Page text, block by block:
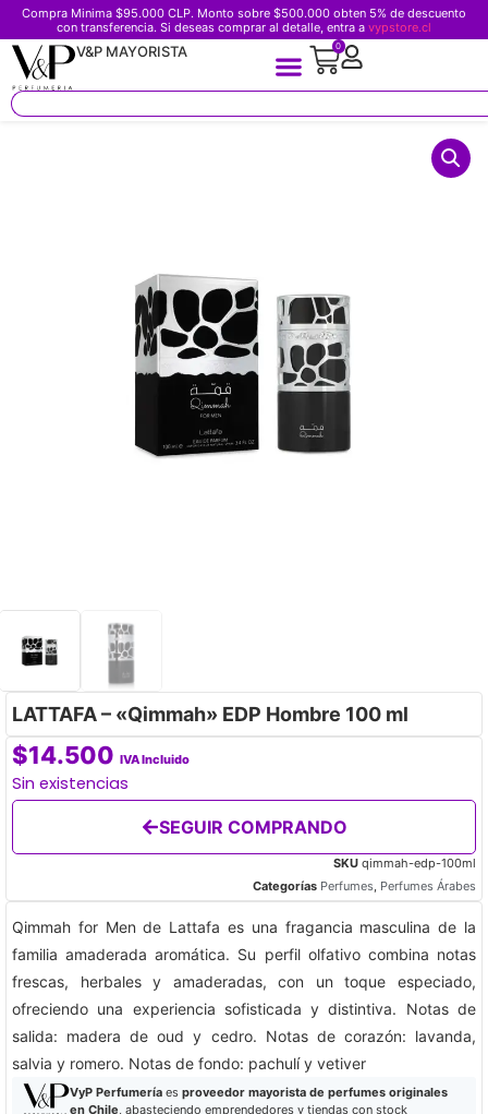
Compra Minima $95.000 CLP. Monto sobre $500.000 obten 5% de descuento
con transferencia. Si deseas comprar al detalle, entra a vypstore.cl
V&P MAYORISTA 0
LATTAFA – «Qimmah» EDP Hombre 100 ml
$14.500 IVA Incluido
Sin existencias
SEGUIR COMPRANDO
SKU qimmah-edp-100ml
Categorías Perfumes, Perfumes Árabes
Qimmah for Men de Lattafa es una fragancia masculina de la
familia amaderada aromática. Su perfil olfativo combina notas
frescas, herbales y amaderadas, con un toque especiado,
ofreciendo una experiencia sofisticada y distintiva. Notas de
salida: madera de oud y cedro. Notas de corazón: lavanda,
salvia y romero. Notas de fondo: pachulí y vetiver
VyP Perfumeríaes proveedor mayorista de perfumes originales
en Chile, abasteciendo emprendedores y tiendas con stock